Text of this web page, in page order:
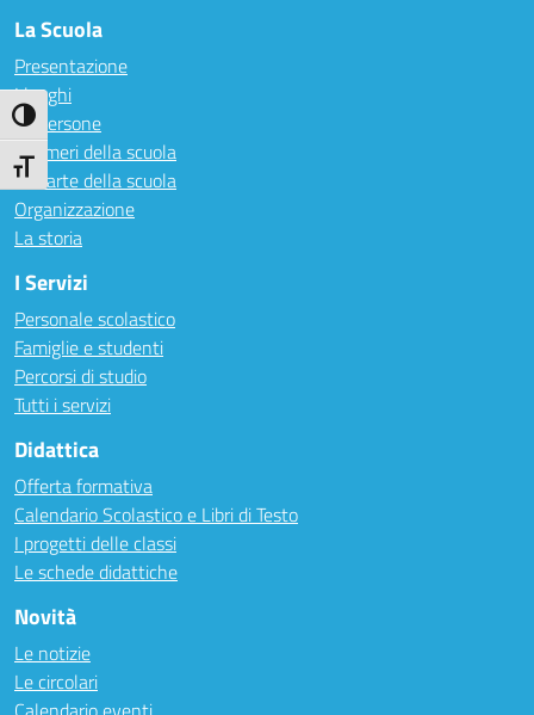
Attiva/disattiva alto contrasto
Attiva/disattiva dimensione testo
La Scuola
Presentazione
I luoghi
Le persone
I numeri della scuola
Le carte della scuola
Organizzazione
La storia
I Servizi
Personale scolastico
Famiglie e studenti
Percorsi di studio
Tutti i servizi
Didattica
Offerta formativa
Calendario Scolastico e Libri di Testo
I progetti delle classi
Le schede didattiche
Novità
Le notizie
Le circolari